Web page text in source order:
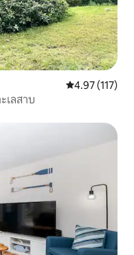
คะแนนเฉลี่ย
4.97 (117)
เลสาบ